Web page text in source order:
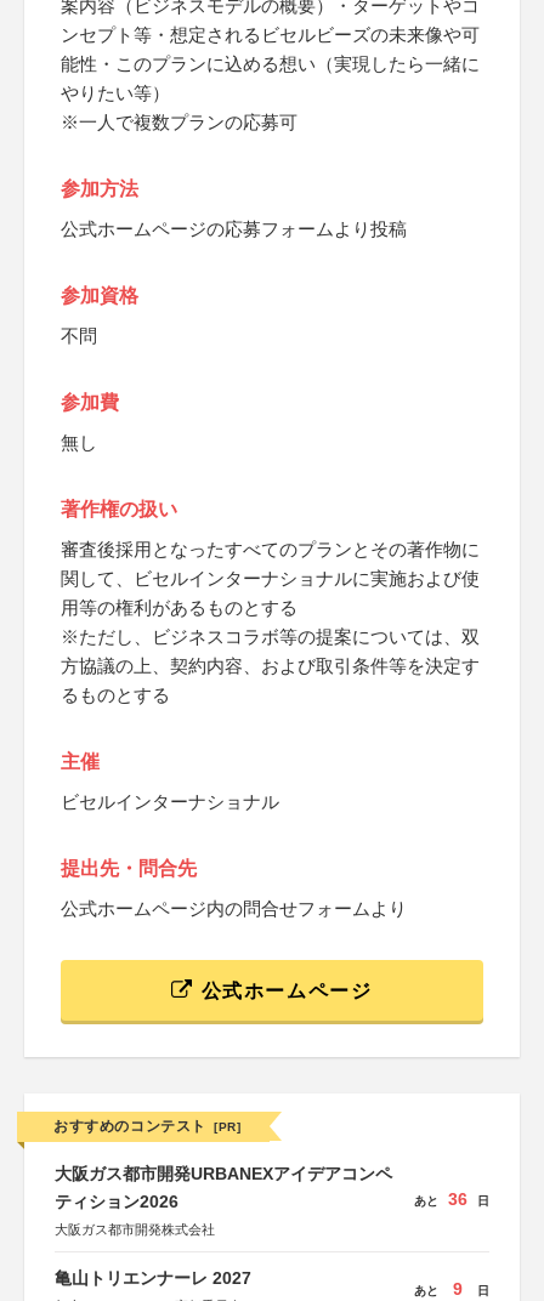
案内容（ビジネスモデルの概要）・ターゲットやコ
ンセプト等・想定されるビセルビーズの未来像や可
能性・このプランに込める想い（実現したら一緒に
やりたい等）
※一人で複数プランの応募可
参加方法
公式ホームページの応募フォームより投稿
参加資格
不問
参加費
無し
著作権の扱い
審査後採用となったすべてのプランとその著作物に
関して、ビセルインターナショナルに実施および使
用等の権利があるものとする
※ただし、ビジネスコラボ等の提案については、双
方協議の上、契約内容、および取引条件等を決定す
るものとする
主催
ビセルインターナショナル
提出先・問合先
公式ホームページ内の問合せフォームより
公式ホームページ
おすすめのコンテスト [PR]
大阪ガス都市開発URBANEXアイデアコンペ
ティション2026
大阪ガス都市開発株式会社
あと 36 日
亀山トリエンナーレ 2027
あと 9 日